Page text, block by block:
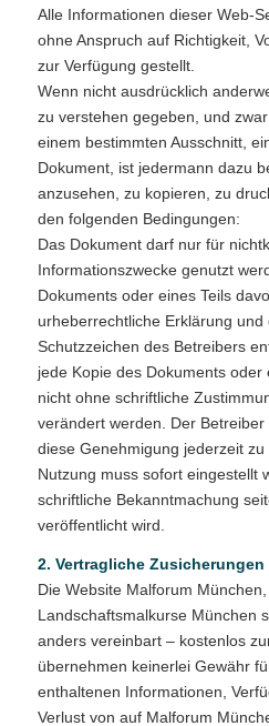
Alle Informationen dieser Web-
ohne Anspruch auf Richtigkeit,
zur Verfügung gestellt.
Wenn nicht ausdrücklich
zu verstehen gegeben, und
einem bestimmten Ausschnitt,
Dokument, ist jedermann dazu
anzusehen, zu kopieren, zu
den folgenden Bedingungen:
Das Dokument darf nur für
Informationszwecke genutzt
Dokuments oder eines Teils
urheberrechtliche Erklärung
Schutzzeichen des Betreibers
jede Kopie des Dokuments oder
nicht ohne schriftliche
verändert werden. Der
diese Genehmigung jederzeit
Nutzung muss sofort eingestellt
schriftliche Bekanntmachung
veröffentlicht wird.
2. Vertragliche
Die Website Malforum
Landschaftsmalkurse München
anders vereinbart – kostenlos
übernehmen keinerlei Gewähr
enthaltenen Informationen,
Verlust von auf Malforum